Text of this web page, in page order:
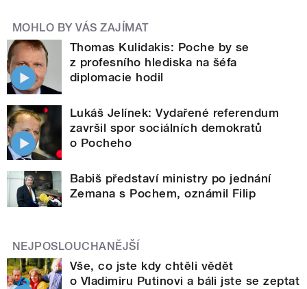
MOHLO BY VÁS ZAJÍMAT
Thomas Kulidakis: Poche by se
z profesního hlediska na šéfa
diplomacie hodil
Lukáš Jelínek: Vydařené referendum
završil spor sociálních demokratů
o Pocheho
Babiš představí ministry po jednání
Zemana s Pochem, oznámil Filip
NEJPOSLOUCHANĚJŠÍ
Vše, co jste kdy chtěli vědět
o Vladimiru Putinovi a báli jste se zeptat